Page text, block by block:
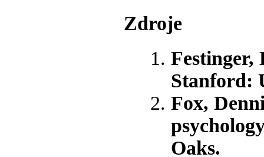
Zdroje
Festinger,
Stanford:
Fox,
Oaks.